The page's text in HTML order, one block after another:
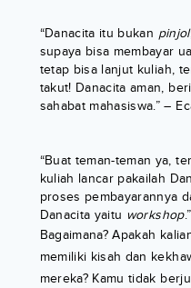
“Danacita itu bukan pinjol
supaya bisa membayar
tetap bisa lanjut kuliah,
takut! Danacita aman,
sahabat mahasiswa.” –
“Buat teman-teman ya,
kuliah lancar pakailah
proses pembayarannya
Danacita yaitu workshop
Bagaimana? Apakah
memiliki kisah dan
mereka? Kamu tidak